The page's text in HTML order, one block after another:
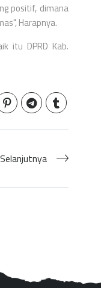
positif, dimana
Harapnya.
itu DPRD Kab.
Selanjutnya